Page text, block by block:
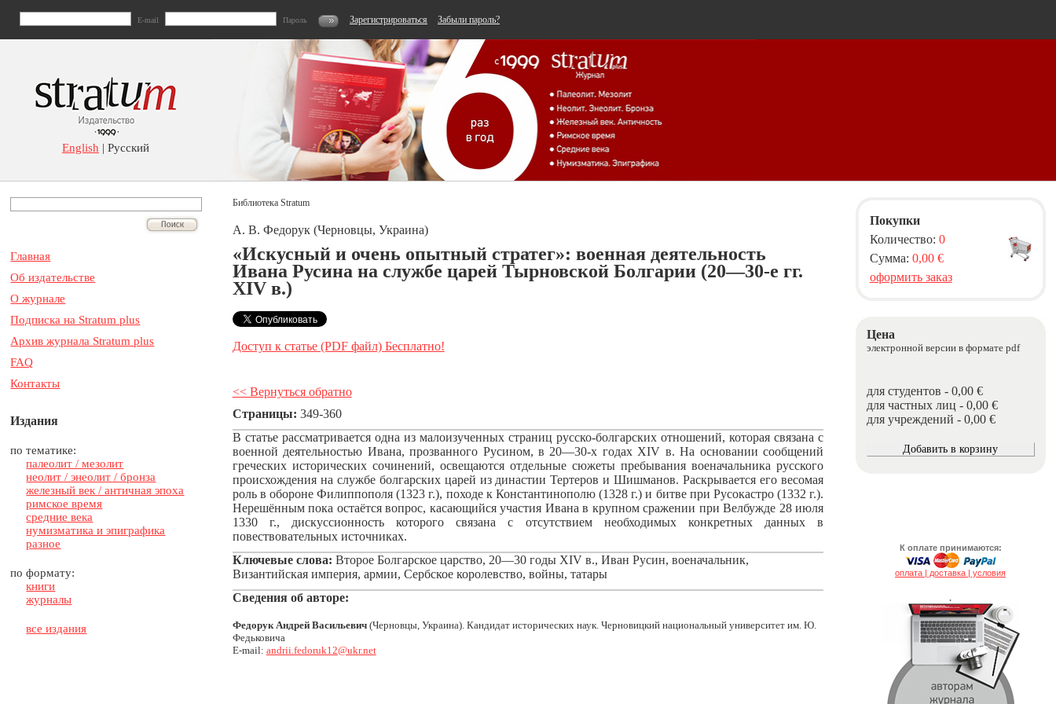
E-mail Пароль Зарегистрироваться Забыли пароль?
English | Русский
Главная
Об издательстве
О журнале
Подписка на Stratum plus
Архив журнала Stratum plus
FAQ
Контакты
Издания
по тематике:
палеолит / мезолит
неолит / энеолит / бронза
железный век / античная эпоха
римское время
средние века
нумизматика и эпиграфика
разное
по формату:
книги
журналы
все издания
Библиотека Stratum
А. В. Федорук (Черновцы, Украина)
«Искусный и очень опытный стратег»: военная деятельность
Ивана Русина на службе царей Тырновской Болгарии (20—30-е гг.
XIV в.)
Доступ к статье (PDF файл) Бесплатно!
<< Вернуться обратно
Страницы: 349-360
В статье рассматривается одна из малоизученных страниц русско-болгарских отношений, которая связана с
военной деятельностью Ивана, прозванного Русином, в 20—30-х годах XIV в. На основании сообщений
греческих исторических сочинений, освещаются отдельные сюжеты пребывания военачальника русского
происхождения на службе болгарских царей из династии Тертеров и Шишманов. Раскрывается его весомая
роль в обороне Филиппополя (1323 г.), походе к Константинополю (1328 г.) и битве при Русокастро (1332 г.).
Нерешённым пока остаётся вопрос, касающийся участия Ивана в крупном сражении при Велбужде 28 июля
1330 г., дискуссионность которого связана с отсутствием необходимых конкретных данных в
повествовательных источниках.
Ключевые слова: Второе Болгарское царство, 20—30 годы XIV в., Иван Русин, военачальник,
Византийская империя, армии, Сербское королевство, войны, татары
Сведения об авторе:
Федорук Андрей Васильевич(Черновцы, Украина). Кандидат исторических наук. Черновицкий национальный университет им. Ю.
Федьковича
E-mail: andrii.fedoruk12@ukr.net
Покупки
Количество: 0
Сумма: 0,00 €
оформить заказ
Цена
электронной версии в формате pdf
для студентов - 0,00 €
для частных лиц - 0,00 €
для учреждений - 0,00 €
К оплате принимаются:
оплата | доставка | условия
.